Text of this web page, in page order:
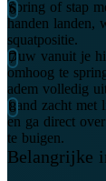
Spring of stap
handen landen,
squatpositie.
Duw vanuit je
omhoog te
adem volledig
Land zacht met
en ga direct
te buigen.
Belangrijke